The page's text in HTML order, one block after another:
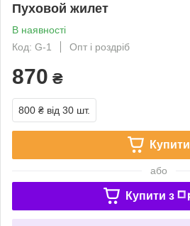
Пуховой жилет
В наявності
Код: G-1
Опт і роздріб
870 ₴
800 ₴ від 30 шт.
Купити
або
Купити з